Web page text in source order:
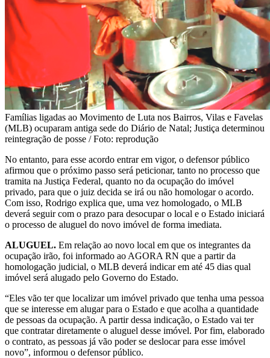
Famílias ligadas ao Movimento de Luta nos Bairros, Vilas e Favelas
(MLB) ocuparam antiga sede do Diário de Natal; Justiça determinou
reintegração de posse / Foto: reprodução
No entanto, para esse acordo entrar em vigor, o defensor público
afirmou que o próximo passo será peticionar, tanto no processo que
tramita na Justiça Federal, quanto no da ocupação do imóvel
privado, para que o juiz decida se irá ou não homologar o acordo.
Com isso, Rodrigo explica que, uma vez homologado, o MLB
deverá seguir com o prazo para desocupar o local e o Estado iniciará
o processo de aluguel do novo imóvel de forma imediata.
ALUGUEL. Em relação ao novo local em que os integrantes da
ocupação irão, foi informado ao AGORA RN que a partir da
homologação judicial, o MLB deverá indicar em até 45 dias qual
imóvel será alugado pelo Governo do Estado.
“Eles vão ter que localizar um imóvel privado que tenha uma pessoa
que se interesse em alugar para o Estado e que acolha a quantidade
de pessoas da ocupação. A partir dessa indicação, o Estado vai ter
que contratar diretamente o aluguel desse imóvel. Por fim, elaborado
o contrato, as pessoas já vão poder se deslocar para esse imóvel
novo”, informou o defensor público.